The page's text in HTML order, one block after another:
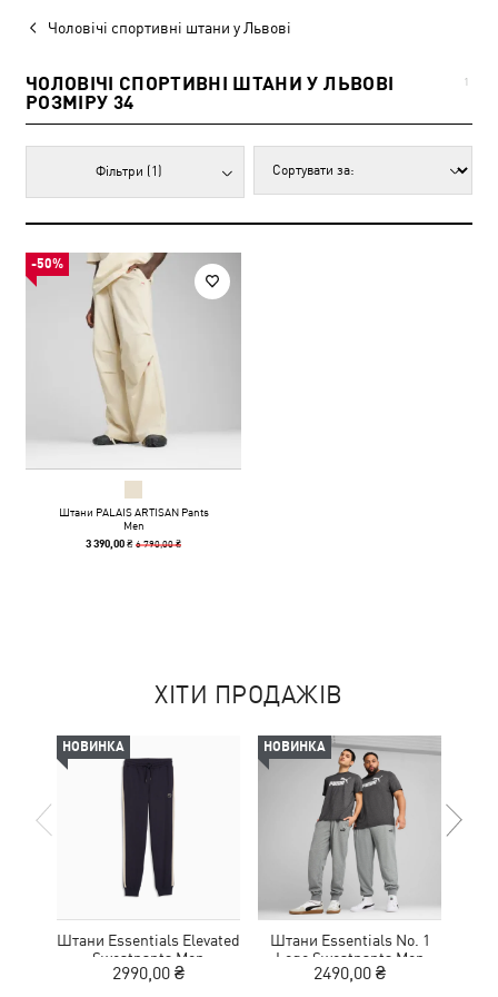
Чоловічі спортивні штани у Львові
ЧОЛОВІЧІ СПОРТИВНІ ШТАНИ У ЛЬВОВІ
РОЗМІРУ 34
1
Фільтри (1)
-50%
Штани PALAIS ARTISAN Pants
Men
3 390,00 ₴6 790,00 ₴
ХІТИ ПРОДАЖІВ
НОВИНКА
Штани Essentials Elevated
Sweatpants Men
2990,00 ₴
НОВИНКА
Штани Essentials No. 1
Logo Sweatpants Men
2490,00 ₴